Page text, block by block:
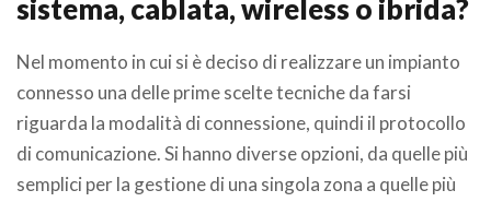
sistema, cablata, wireless o ibrida?
Nel momento in cui si è deciso di realizzare un impianto
connesso una delle prime scelte tecniche da farsi
riguarda la modalità di connessione, quindi il protocollo
di comunicazione. Si hanno diverse opzioni, da quelle più
semplici per la gestione di una singola zona a quelle più